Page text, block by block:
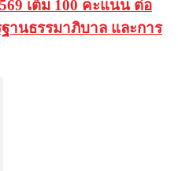
เต็ม 100 คะแนน ต่อ
านธรรมาภิบาล และการ